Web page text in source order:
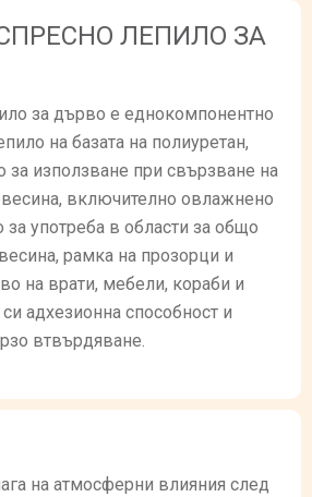
ЛЕПИЛО ЗА
за дърво е еднокомпонентно
на базата на полиуретан,
за използване при свързване на
включително овлажнено
употреба в области за общо
рамка на прозорци и
на врати, мебели, кораби и
адхезионна способност и
втвърдяване.
на атмосферни влияния след